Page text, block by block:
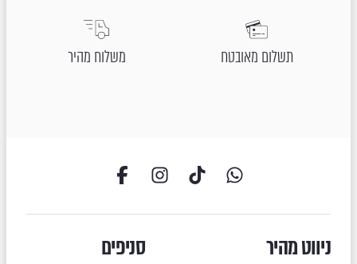
תשלום מאובטח משלוח מהיר
ניווט מהיר סניפים